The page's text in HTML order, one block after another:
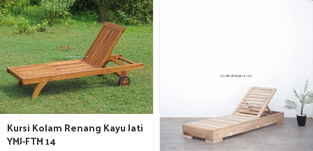
Kursi Kolam Renang Kayu Jati
YMJ-FTM 14